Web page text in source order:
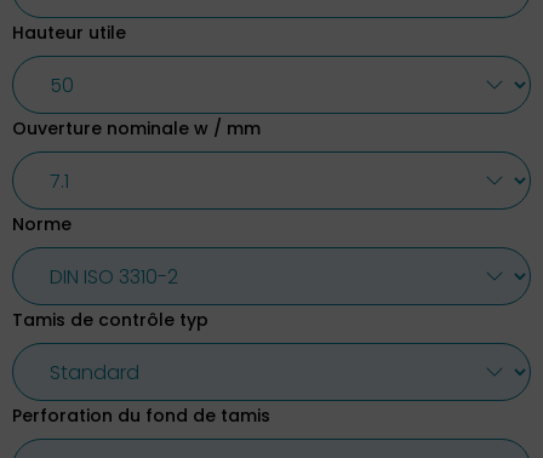
Hauteur utile
Ouverture nominale w / mm
Norme
Tamis de contrôle typ
Perforation du fond de tamis